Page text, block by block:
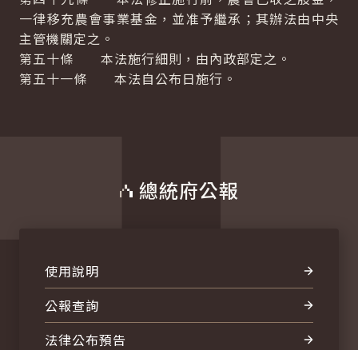
一律移充農會事業基金，並准予繼承；其辦法由中央
主管機關定之。
第五十條 本法施行細則，由內政部定之。
第五十一條 本法自公布日施行。
總統府公報
使用說明
公報查詢
法律公布預告